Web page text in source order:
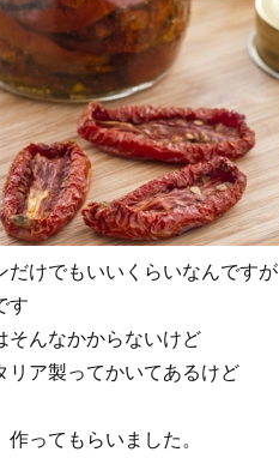
けでもいいくらいなんですが
す
んなかからないけど
ア製ってかいてあるけど
ってもらいました。